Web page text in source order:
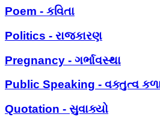
Poem - કવિતા
Politics - રાજકારણ
Pregnancy - ગર્ભાવસ્થા
Public Speaking - વક્તુત્વ
Quotation - સુવાક્યો